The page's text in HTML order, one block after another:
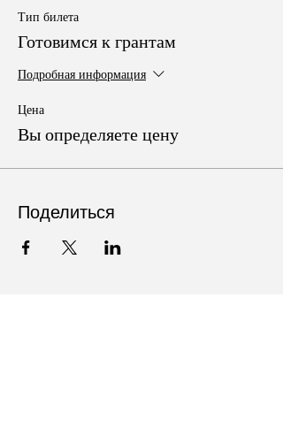
Тип билета
Готовимся к грантам
Подробная информация
Цена
Вы определяете цену
Поделиться